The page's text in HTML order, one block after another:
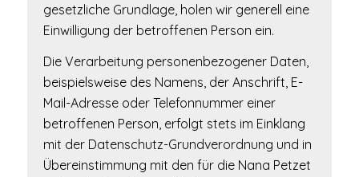
gesetzliche Grundlage, holen wir generell eine
Einwilligung der betroffenen Person ein.
Die Verarbeitung personenbezogener Daten,
beispielsweise des Namens, der Anschrift, E-
Mail-Adresse oder Telefonnummer einer
betroffenen Person, erfolgt stets im Einklang
mit der Datenschutz-Grundverordnung und in
Übereinstimmung mit den für die Nana Petzet